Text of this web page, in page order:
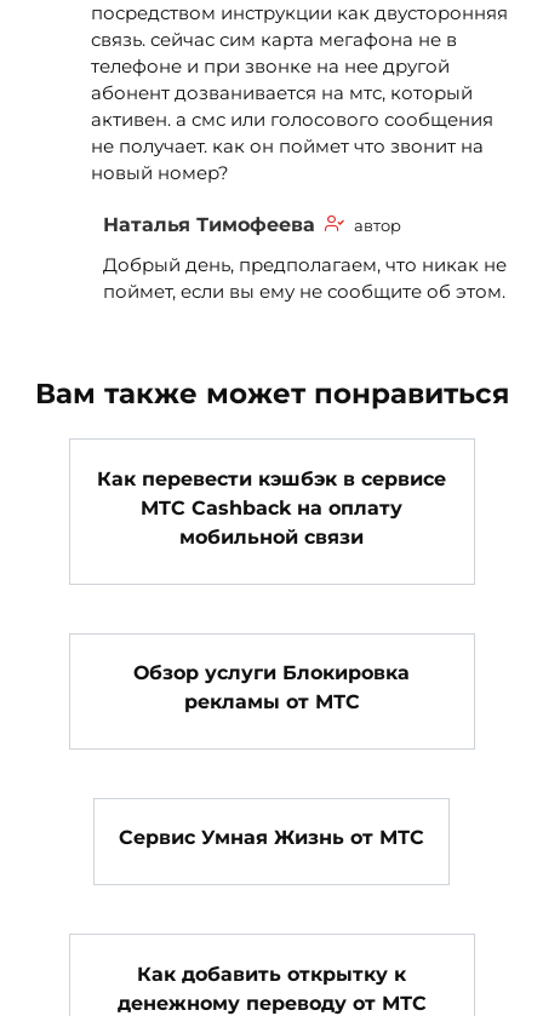
посредством инструкции как двусторонняя
связь. сейчас сим карта мегафона не в
телефоне и при звонке на нее другой
абонент дозванивается на мтс, который
активен. а смс или голосового сообщения
не получает. как он поймет что звонит на
новый номер?
Наталья Тимофеева автор
Добрый день, предполагаем, что никак не
поймет, если вы ему не сообщите об этом.
Вам также может понравиться
Как перевести кэшбэк в сервисе
MTC Cashback на оплату
мобильной связи
Обзор услуги Блокировка
рекламы от МТС
Сервис Умная Жизнь от МТС
Как добавить открытку к
денежному переводу от МТС